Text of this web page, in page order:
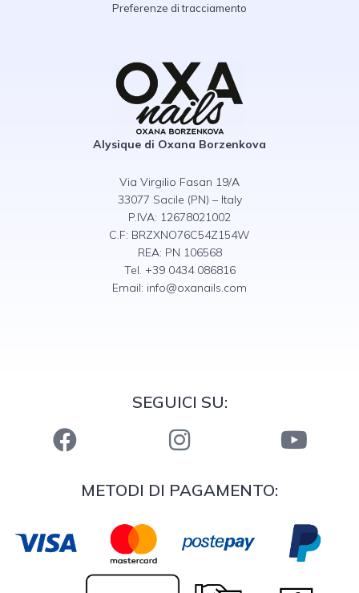
Preferenze di tracciamento
Alysique di Oxana Borzenkova
Via Virgilio Fasan 19/A
33077 Sacile (PN) – Italy
P.IVA: 12678021002
C.F: BRZXNO76C54Z154W
REA: PN 106568
Tel. +39 0434 086816
Email: info@oxanails.com
SEGUICI SU:
METODI DI PAGAMENTO: